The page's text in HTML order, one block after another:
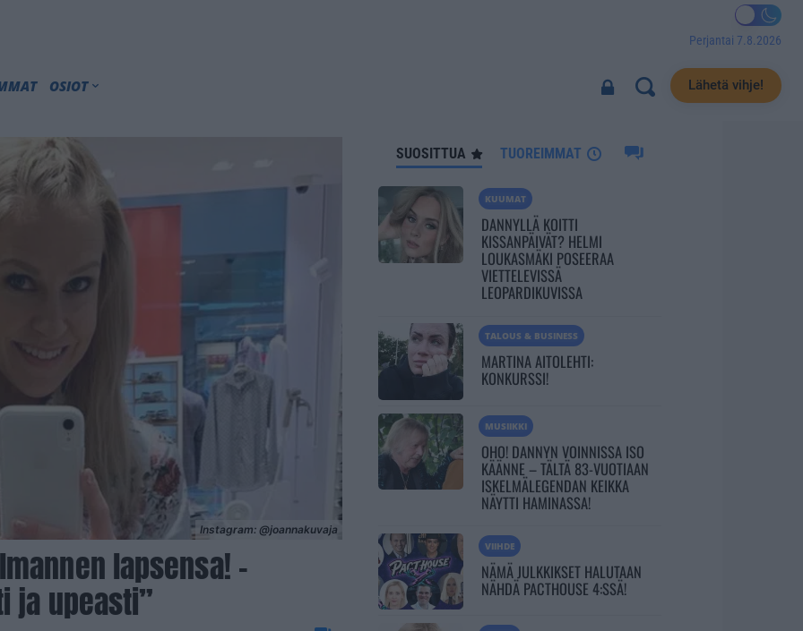
Perjantai 7.8.2026
OSIOT Lähetä vihje!
Instagram: @joannakuvaja
lapsensa! –
ja upeasti”
SUOSITTUA TUOREIMMAT
KUUMAT
DANNYLLÄ KOITTI
KISSANPÄIVÄT? HELMI
LOUKASMÄKI POSEERAA
VIETTELEVISSÄ
LEOPARDIKUVISSA
TALOUS & BUSINESS
MARTINA AITOLEHTI:
KONKURSSI!
MUSIIKKI
OHO! DANNYN VOINNISSA ISO
KÄÄNNE – TÄLTÄ 83-VUOTIAAN
ISKELMÄLEGENDAN KEIKKA
NÄYTTI HAMINASSA!
VIIHDE
NÄMÄ JULKKIKSET HALUTAAN
NÄHDÄ PACTHOUSE 4:SSÄ!